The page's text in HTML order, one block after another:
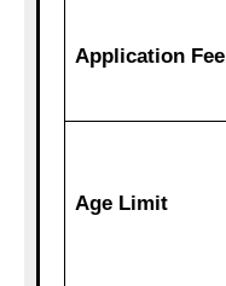
Application Fee
Age Limit